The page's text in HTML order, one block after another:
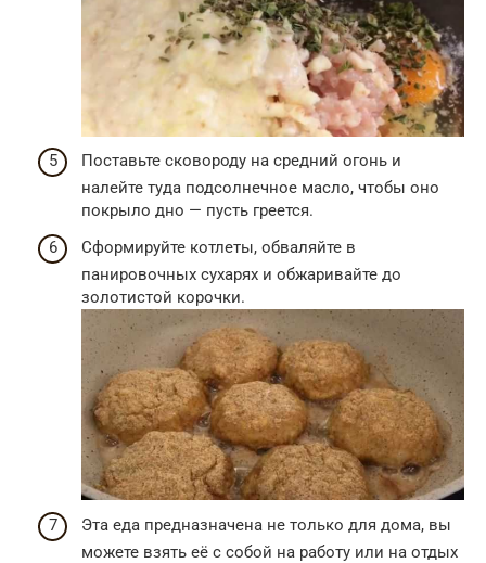
Поставьте сковороду на средний огонь и
налейте туда подсолнечное масло, чтобы оно
покрыло дно — пусть греется.
Сформируйте котлеты, обваляйте в
панировочных сухарях и обжаривайте до
золотистой корочки.
Эта еда предназначена не только для дома, вы
можете взять её с собой на работу или на отдых